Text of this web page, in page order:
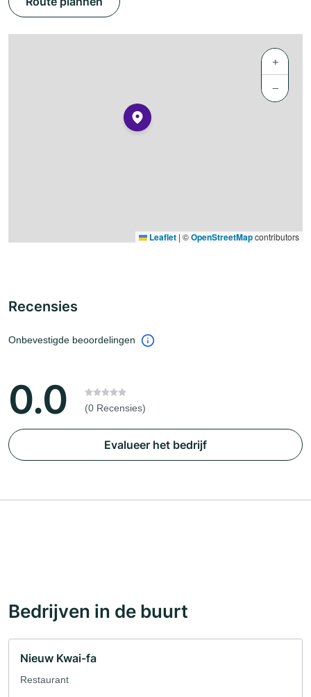
+
−
Leaflet | ©OpenStreetMapcontributors
Recensies
Onbevestigde beoordelingen
0.0 (0 Recensies)
Evalueer het bedrijf
Bedrijven in de buurt
Nieuw Kwai-fa
Restaurant